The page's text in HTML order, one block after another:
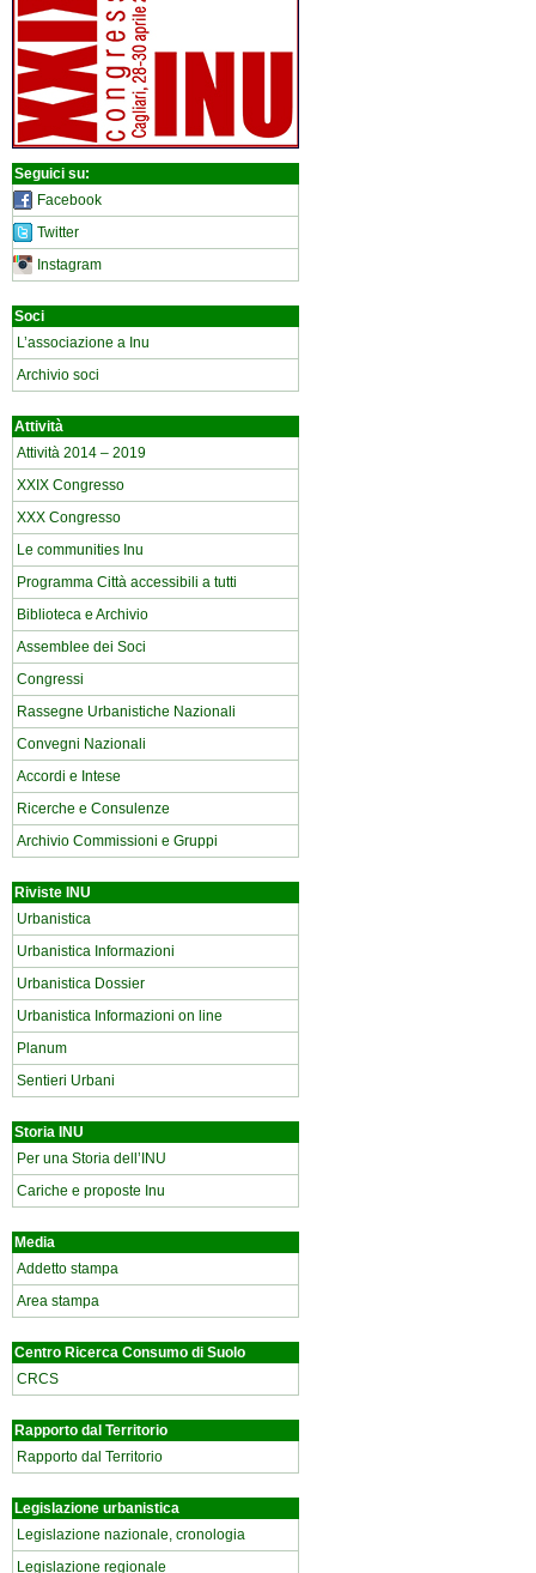
Seguici su:
Facebook
Twitter
Instagram
Soci
L’associazione a Inu
Archivio soci
Attività
Attività 2014 – 2019
XXIX Congresso
XXX Congresso
Le communities Inu
Programma Città accessibili a tutti
Biblioteca e Archivio
Assemblee dei Soci
Congressi
Rassegne Urbanistiche Nazionali
Convegni Nazionali
Accordi e Intese
Ricerche e Consulenze
Archivio Commissioni e Gruppi
Riviste INU
Urbanistica
Urbanistica Informazioni
Urbanistica Dossier
Urbanistica Informazioni on line
Planum
Sentieri Urbani
Storia INU
Per una Storia dell’INU
Cariche e proposte Inu
Media
Addetto stampa
Area stampa
Centro Ricerca Consumo di Suolo
CRCS
Rapporto dal Territorio
Rapporto dal Territorio
Legislazione urbanistica
Legislazione nazionale, cronologia
Legislazione regionale